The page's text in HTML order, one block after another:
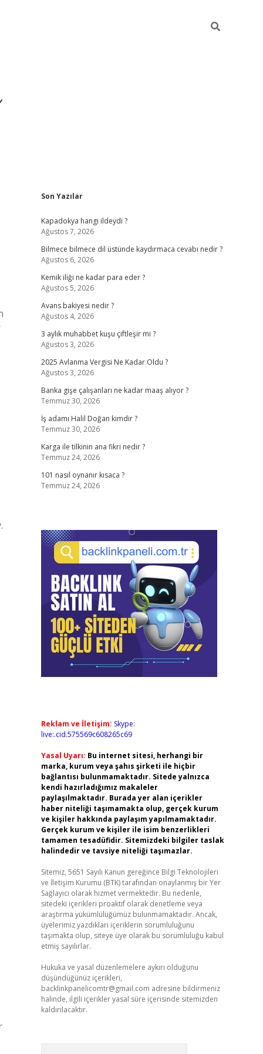
Sidebar
Son Yazılar
Kapadokya hangi ildeydi ?
Ağustos 7, 2026
Bilmece bilmece dil üstünde kaydırmaca cevabı nedir ?
Ağustos 6, 2026
Kemik iliği ne kadar para eder ?
Ağustos 5, 2026
Avans bakiyesi nedir ?
Ağustos 4, 2026
3 aylık muhabbet kuşu çiftleşir mi ?
Ağustos 3, 2026
2025 Avlanma Vergisi Ne Kadar Oldu ?
Ağustos 3, 2026
Banka gişe çalışanları ne kadar maaş alıyor ?
Temmuz 30, 2026
İş adamı Halil Doğan kimdir ?
Temmuz 30, 2026
Karga ile tilkinin ana fikri nedir ?
Temmuz 24, 2026
101 nasıl oynanır kısaca ?
Temmuz 24, 2026
Reklam ve İletişim: Skype:
live:.cid.575569c608265c69
Yasal Uyarı: Bu internet sitesi, herhangi bir
marka, kurum veya şahıs şirketi ile hiçbir
bağlantısı bulunmamaktadır. Sitede yalnızca
kendi hazırladığımız makaleler
paylaşılmaktadır. Burada yer alan içerikler
haber niteliği taşımamakta olup, gerçek kurum
ve kişiler hakkında paylaşım yapılmamaktadır.
Gerçek kurum ve kişiler ile isim benzerlikleri
tamamen tesadüfidir. Sitemizdeki bilgiler taslak
halindedir ve tavsiye niteliği taşımazlar.
Sitemiz, 5651 Sayılı Kanun gereğince Bilgi Teknolojileri
ve İletişim Kurumu (BTK) tarafından onaylanmış bir Yer
Sağlayıcı olarak hizmet vermektedir. Bu nedenle,
sitedeki içerikleri proaktif olarak denetleme veya
araştırma yükümlülüğümüz bulunmamaktadır. Ancak,
üyelerimiz yazdıkları içeriklerin sorumluluğunu
taşımakta olup, siteye üye olarak bu sorumluluğu kabul
etmiş sayılırlar.
Hukuka ve yasal düzenlemelere aykırı olduğunu
düşündüğünüz içerikleri,
backlinkpanelicomtr@gmail.com adresine bildirmeniz
halinde, ilgili içerikler yasal süre içerisinde sitemizden
kaldırılacaktır.